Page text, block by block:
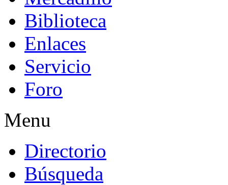
Biblioteca
Enlaces
Servicio
Foro
Menu
Directorio
Búsqueda